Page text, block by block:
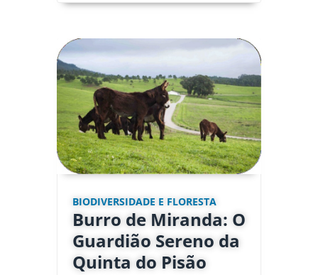
BIODIVERSIDADE E FLORESTA
Burro de Miranda: O
Guardião Sereno da
Quinta do Pisão